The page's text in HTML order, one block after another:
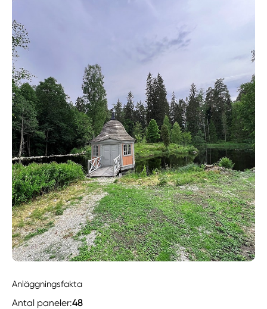
Anläggningsfakta
Antal paneler:48